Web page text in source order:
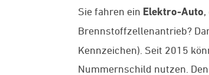
Sie fahren ein Elektro-Auto
Brennstoffzellenantrieb?
Kennzeichen). Seit 2015
Nummernschild nutzen.